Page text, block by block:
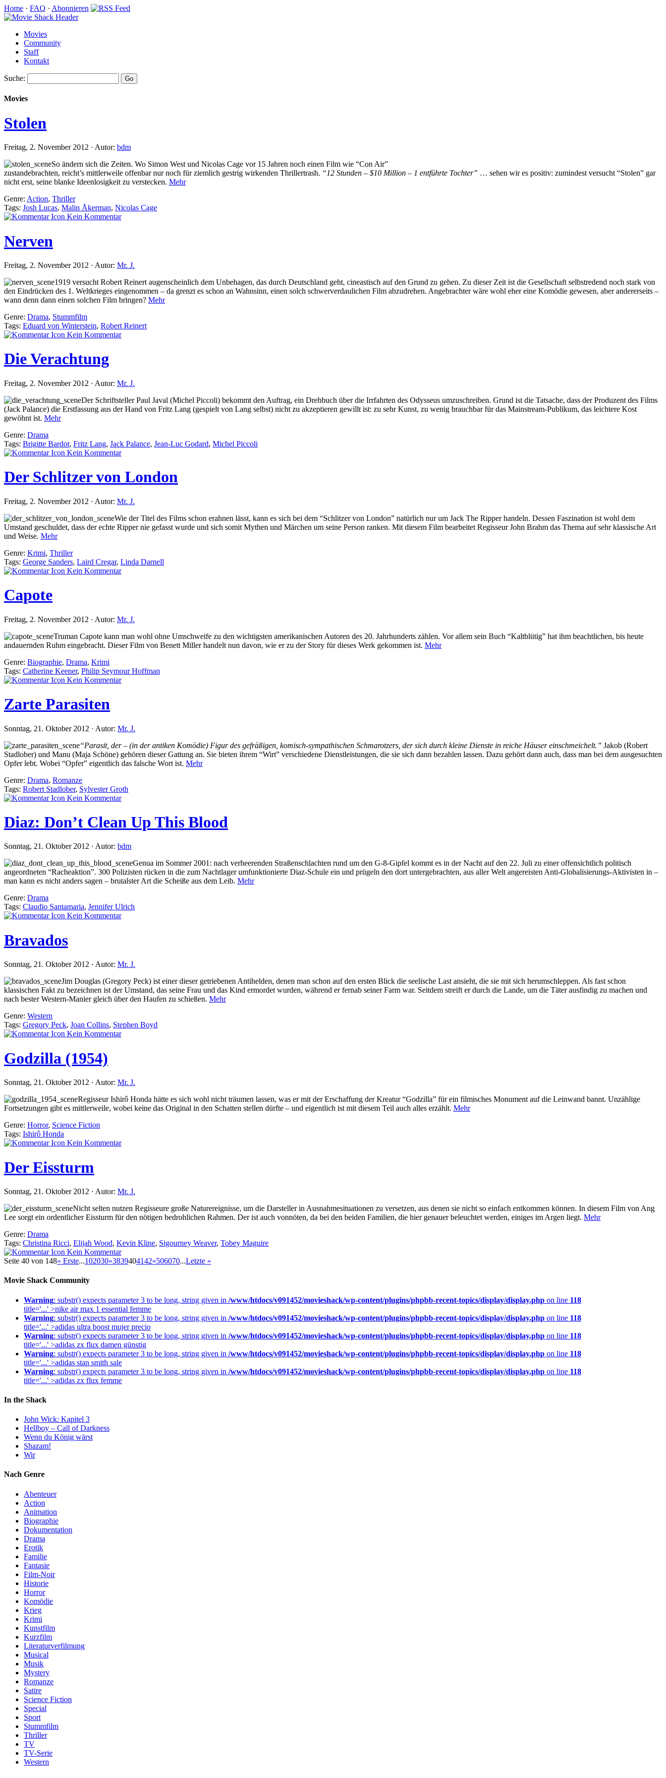
Home · FAQ · Abonnieren
Movies
Community
Staff
Kontakt
Suche:
Movies
Stolen
Freitag, 2. November 2012 · Autor: bdm
So ändern sich die Zeiten. Wo Simon West und Nicolas Cage vor 15 Jahren noch einen Film wie “Con Air”
zustandebrachten, reicht’s mittlerweile offenbar nur noch für ziemlich gestrig wirkenden Thrillertrash. “12 Stunden – $10 Million – 1 entführte Tochter” … sehen wir es positiv: zumindest versucht “Stolen” gar
nicht erst, seine blanke Ideenlosigkeit zu verstecken. Mehr
Genre: Action, Thriller
Tags: Josh Lucas, Malin Åkerman, Nicolas Cage
Kein Kommentar
Nerven
Freitag, 2. November 2012 · Autor: Mr. J.
1919 versucht Robert Reinert augenscheinlich dem Unbehagen, das durch Deutschland geht, cineastisch auf den Grund zu gehen. Zu dieser Zeit ist die Gesellschaft selbstredend noch stark von
den Eindrücken des 1. Weltkrieges eingenommen – da grenzt es schon an Wahnsinn, einen solch schwerverdaulichen Film abzudrehen. Angebrachter wäre wohl eher eine Komödie gewesen, aber andererseits –
wann denn dann einen solchen Film bringen? Mehr
Genre: Drama, Stummfilm
Tags: Eduard von Winterstein, Robert Reinert
Kein Kommentar
Die Verachtung
Freitag, 2. November 2012 · Autor: Mr. J.
Der Schriftsteller Paul Javal (Michel Piccoli) bekommt den Auftrag, ein Drehbuch über die Irrfahrten des Odysseus umzuschreiben. Grund ist die Tatsache, dass der Produzent des Films
(Jack Palance) die Erstfassung aus der Hand von Fritz Lang (gespielt von Lang selbst) nicht zu akzeptieren gewillt ist: zu sehr Kunst, zu wenig brauchbar für das Mainstream-Publikum, das leichtere Kost
gewöhnt ist. Mehr
Genre: Drama
Tags: Brigitte Bardot, Fritz Lang, Jack Palance, Jean-Luc Godard, Michel Piccoli
Kein Kommentar
Der Schlitzer von London
Freitag, 2. November 2012 · Autor: Mr. J.
Wie der Titel des Films schon erahnen lässt, kann es sich bei dem “Schlitzer von London” natürlich nur um Jack The Ripper handeln. Dessen Faszination ist wohl dem
Umstand geschuldet, dass der echte Ripper nie gefasst wurde und sich somit Mythen und Märchen um seine Person ranken. Mit diesem Film bearbeitet Regisseur John Brahm das Thema auf sehr klassische Art
und Weise. Mehr
Genre: Krimi, Thriller
Tags: George Sanders, Laird Cregar, Linda Darnell
Kein Kommentar
Capote
Freitag, 2. November 2012 · Autor: Mr. J.
Truman Capote kann man wohl ohne Umschweife zu den wichtigsten amerikanischen Autoren des 20. Jahrhunderts zählen. Vor allem sein Buch “Kaltblütig” hat ihm beachtlichen, bis heute
andauernden Ruhm eingebracht. Dieser Film von Benett Miller handelt nun davon, wie er zu der Story für dieses Werk gekommen ist. Mehr
Genre: Biographie, Drama, Krimi
Tags: Catherine Keener, Philip Seymour Hoffman
Kein Kommentar
Zarte Parasiten
Sonntag, 21. Oktober 2012 · Autor: Mr. J.
“Parasit, der – (in der antiken Komödie) Figur des gefräßigen, komisch-sympathischen Schmarotzers, der sich durch kleine Dienste in reiche Häuser einschmeichelt.” Jakob (Robert
Stadlober) und Manu (Maja Schöne) gehören dieser Gattung an. Sie bieten ihrem “Wirt” verschiedene Dienstleistungen, die sie sich dann bezahlen lassen. Dazu gehört dann auch, dass man bei dem ausgesuchten
Opfer lebt. Wobei “Opfer” eigentlich das falsche Wort ist. Mehr
Genre: Drama, Romanze
Tags: Robert Stadlober, Sylvester Groth
Kein Kommentar
Diaz: Don’t Clean Up This Blood
Sonntag, 21. Oktober 2012 · Autor: bdm
Genua im Sommer 2001: nach verheerenden Straßenschlachten rund um den G-8-Gipfel kommt es in der Nacht auf den 22. Juli zu einer offensichtlich politisch
angeordneten “Racheaktion”. 300 Polizisten rücken in die zum Nachtlager umfunktionierte Diaz-Schule ein und prügeln den dort untergebrachten, aus aller Welt angereisten Anti-Globalisierungs-Aktivisten in –
man kann es nicht anders sagen – brutalster Art die Scheiße aus dem Leib. Mehr
Genre: Drama
Tags: Claudio Santamaria, Jennifer Ulrich
Kein Kommentar
Bravados
Sonntag, 21. Oktober 2012 · Autor: Mr. J.
Jim Douglas (Gregory Peck) ist einer dieser getriebenen Antihelden, denen man schon auf den ersten Blick die seelische Last ansieht, die sie mit sich herumschleppen. Als fast schon
klassischen Fakt zu bezeichnen ist der Umstand, das seine Frau und das Kind ermordet wurden, während er fernab seiner Farm war. Seitdem streift er durch die Lande, um die Täter ausfindig zu machen und
nach bester Western-Manier gleich über den Haufen zu schießen. Mehr
Genre: Western
Tags: Gregory Peck, Joan Collins, Stephen Boyd
Kein Kommentar
Godzilla (1954)
Sonntag, 21. Oktober 2012 · Autor: Mr. J.
Regisseur Ishirô Honda hätte es sich wohl nicht träumen lassen, was er mit der Erschaffung der Kreatur “Godzilla” für ein filmisches Monument auf die Leinwand bannt. Unzählige
Fortsetzungen gibt es mittlerweile, wobei keine das Original in den Schatten stellen dürfte – und eigentlich ist mit diesem Teil auch alles erzählt. Mehr
Genre: Horror, Science Fiction
Tags: Ishirô Honda
Kein Kommentar
Der Eissturm
Sonntag, 21. Oktober 2012 · Autor: Mr. J.
Nicht selten nutzen Regisseure große Naturereignisse, um die Darsteller in Ausnahmesituationen zu versetzen, aus denen sie nicht so einfach entkommen können. In diesem Film von Ang
Lee sorgt ein ordentlicher Eissturm für den nötigen bedrohlichen Rahmen. Der ist auch vonnöten, da bei den beiden Familien, die hier genauer beleuchtet werden, einiges im Argen liegt. Mehr
Genre: Drama
Tags: Christina Ricci, Elijah Wood, Kevin Kline, Sigourney Weaver, Tobey Maguire
Kein Kommentar
Seite 40 von 148« Erste...102030«3839404142»506070...Letzte »
Movie Shack Community
Warning: substr() expects parameter 3 to be long, string given in /www/htdocs/v091452/movieshack/wp-content/plugins/phpbb-recent-topics/display/display.php on line 118
title='...' >nike air max 1 essential femme
Warning: substr() expects parameter 3 to be long, string given in /www/htdocs/v091452/movieshack/wp-content/plugins/phpbb-recent-topics/display/display.php on line 118
title='...' >adidas ultra boost mujer precio
Warning: substr() expects parameter 3 to be long, string given in /www/htdocs/v091452/movieshack/wp-content/plugins/phpbb-recent-topics/display/display.php on line 118
title='...' >adidas zx flux damen günstig
Warning: substr() expects parameter 3 to be long, string given in /www/htdocs/v091452/movieshack/wp-content/plugins/phpbb-recent-topics/display/display.php on line 118
title='...' >adidas stan smith sale
Warning: substr() expects parameter 3 to be long, string given in /www/htdocs/v091452/movieshack/wp-content/plugins/phpbb-recent-topics/display/display.php on line 118
title='...' >adidas zx flux femme
In the Shack
John Wick: Kapitel 3
Hellboy – Call of Darkness
Wenn du König wärst
Shazam!
Wir
Nach Genre
Abenteuer
Action
Animation
Biographie
Dokumentation
Drama
Erotik
Familie
Fantasie
Film-Noir
Historie
Horror
Komödie
Krieg
Krimi
Kunstfilm
Kurzfilm
Literaturverfilmung
Musical
Musik
Mystery
Romanze
Satire
Science Fiction
Special
Sport
Stummfilm
Thriller
TV
TV-Serie
Western